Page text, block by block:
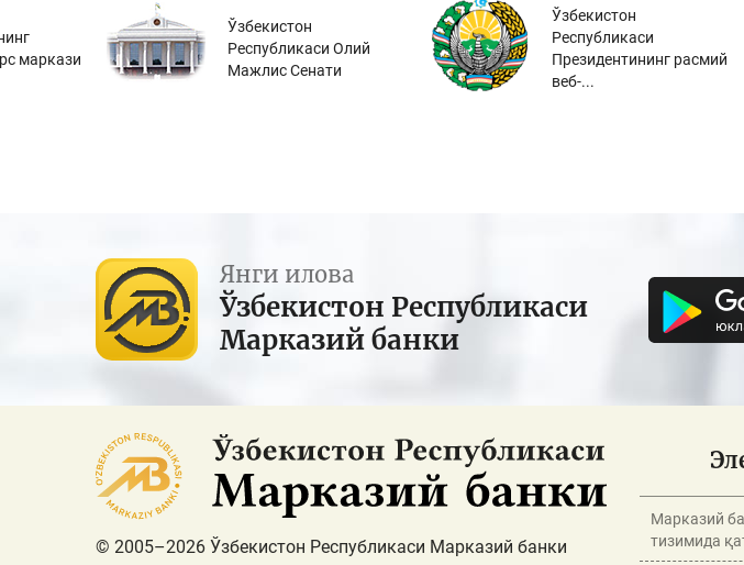
маркази
Ўзбекистон
Республикаси Олий
Мажлис Сенати
Ўзбекистон
Республикаси
Президентининг расмий
веб-...
Янги илова
Ўзбекистон Республикаси
Марказий банки
© 2005–2026 Ўзбекистон Республикаси Марказий банки
Марказий
тизимида